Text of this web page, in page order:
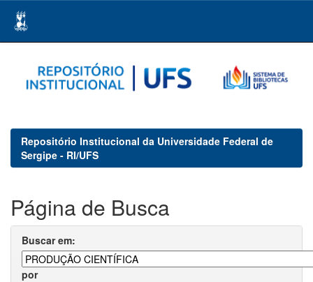
navigation
Repositório Institucional da Universidade Federal de
Sergipe - RI/UFS
Página de Busca
Buscar em:
por